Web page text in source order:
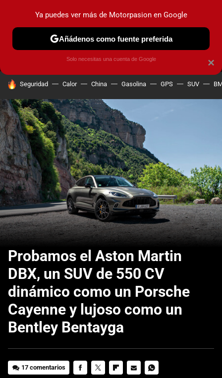
MENÚ NUEVO
COCHES ELÉCTRICOS OBSERVATORIO
HOY SE HABLA DE
Seguridad Calor China Gasolina GPS SUV
Probamos el Aston Martin
DBX, un SUV de 550 CV
dinámico como un Porsche
Cayenne y lujoso como un
Bentley Bentayga
17 comentarios
×
Ya puedes ver más de Motorpasion en Google
Añádenos como fuente preferida
Solo necesitas una cuenta de Google